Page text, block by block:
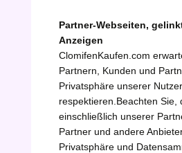
Partner-Webseiten,
Anzeigen
ClomifenKaufen.com
Partnern, Kunden und
Privatsphäre unserer
respektieren.Beachten Sie,
einschließlich unserer
Partner und andere
Privatsphäre und